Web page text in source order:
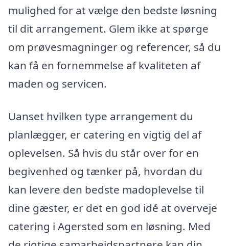
mulighed for at vælge den bedste løsning
til dit arrangement. Glem ikke at spørge
om prøvesmagninger og referencer, så du
kan få en fornemmelse af kvaliteten af
maden og servicen.
Uanset hvilken type arrangement du
planlægger, er catering en vigtig del af
oplevelsen. Så hvis du står over for en
begivenhed og tænker på, hvordan du
kan levere den bedste madoplevelse til
dine gæster, er det en god idé at overveje
catering i Agersted som en løsning. Med